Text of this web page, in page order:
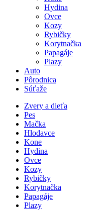
Hydina
Ovce
Kozy
Rybičky
Korytnačka
Papagáje
Plazy
Auto
Pôrodnica
Súťaže
Zvery a dieťa
Pes
Mačka
Hlodavce
Kone
Hydina
Ovce
Kozy
Rybičky
Korytnačka
Papagáje
Plazy